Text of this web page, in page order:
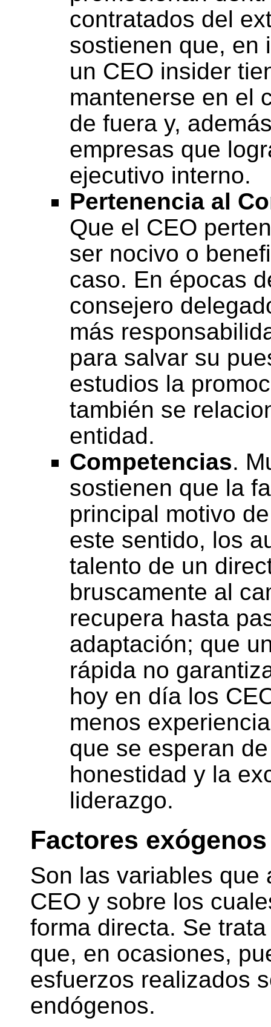
contratados del
sostienen que, en
un CEO insider
mantenerse en el
de fuera y,
empresas que
ejecutivo interno.
Pertenencia al
Que el CEO
ser nocivo o
caso. En épocas
consejero
más
para salvar su
estudios la
también se
entidad.
Competencias.
sostienen que la
principal motivo
este sentido, los
talento de un
bruscamente al
recupera hasta
adaptación; que
rápida no
hoy en día los
menos
que se esperan
honestidad y la
liderazgo.
Factores exógenos
Son las variables que
CEO y sobre los
forma directa. Se
que, en ocasiones,
esfuerzos realizados
endógenos.